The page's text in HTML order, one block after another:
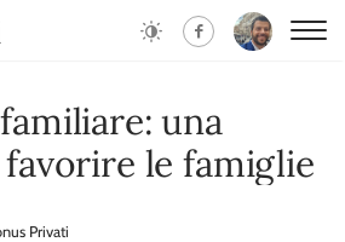
una
le famiglie
Privati